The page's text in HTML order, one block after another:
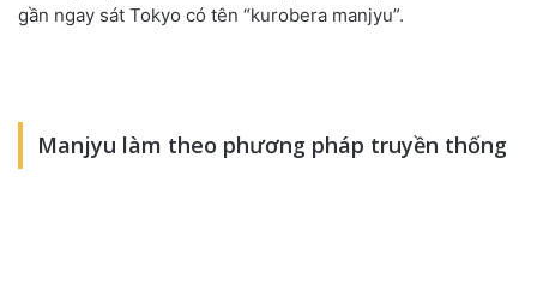
gần ngay sát Tokyo có tên “kurobera manjyu”.
Manjyu làm theo phương pháp truyền thống